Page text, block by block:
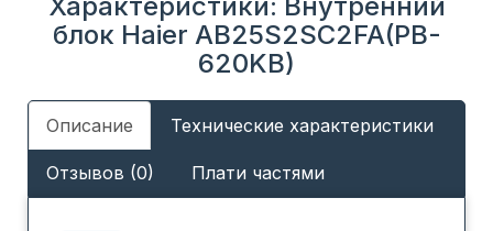
блок Haier AB25S2SC2FA(PB-
620KB)
Описание Технические характеристики
Отзывов (0) Плати частями